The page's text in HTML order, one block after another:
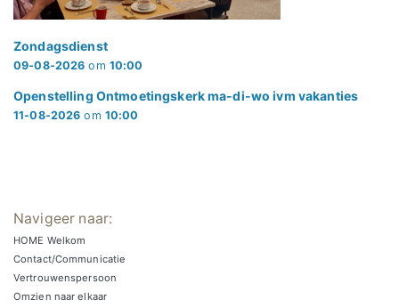
Zondagsdienst
09-08-2026 om 10:00
Openstelling Ontmoetingskerk ma-di-wo ivm vakanties
11-08-2026 om 10:00
Navigeer naar:
HOME Welkom
Contact/Communicatie
Vertrouwenspersoon
Omzien naar elkaar